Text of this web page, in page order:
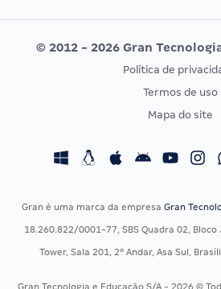
Editais publicados
CONCURSOS POR PROFISSÃO
Concursos Fiscais
© 2012 - 2026 Gran
Política de
Termos de uso
Mapa do site
Gran é uma marca da empresa Gran
18.260.822/0001-77, SBS Quadra 02,
Tower, Sala 201, 2º Andar, Asa Sul,
Gran Tecnologia e Educação S/A - 2026 ©